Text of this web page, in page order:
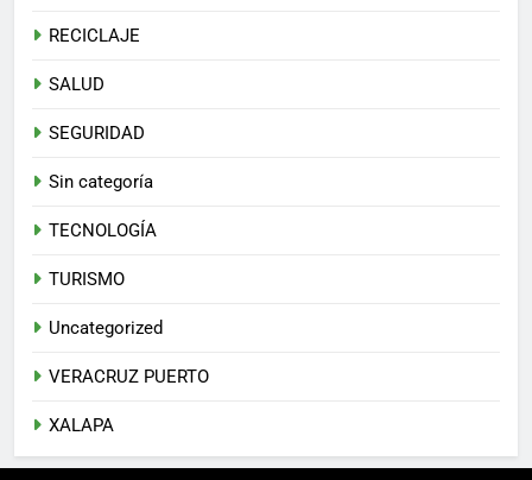
RECICLAJE
SALUD
SEGURIDAD
Sin categoría
TECNOLOGÍA
TURISMO
Uncategorized
VERACRUZ PUERTO
XALAPA